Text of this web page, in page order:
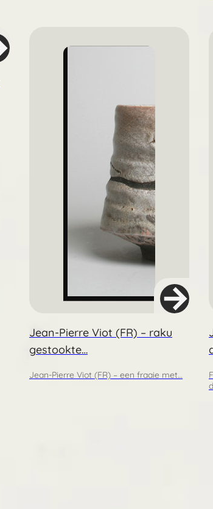
Jean-Pierre Viot (FR) – raku
gestookte…
Jean-Pierre Viot (FR) – een fraaie met…